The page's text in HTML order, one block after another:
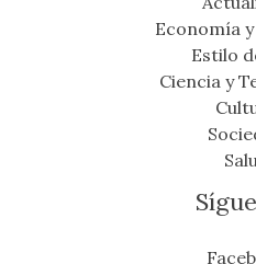
Economía
Estilo
Ciencia y